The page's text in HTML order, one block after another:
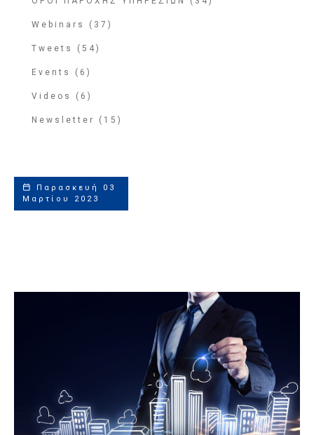
Webinars (37)
Tweets (54)
Events (6)
Videos (6)
Newsletter (15)
Παρασκευή 03
Μαρτίου 2023